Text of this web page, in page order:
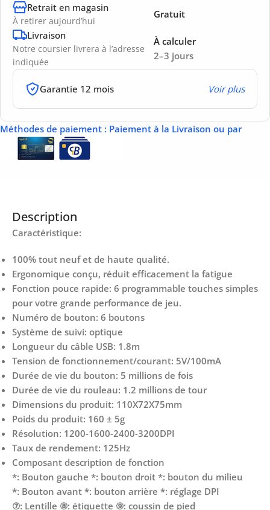
Retrait en magasin
À retirer aujourd’hui
Gratuit
Livraison
Notre coursier livrera à l’adresse
indiquée
2–3 jours
À calculer
Garantie 12 mois Voir plus
Méthodes de paiement : Paiement à la Livraison ou par
Description
Caractéristique:
100% tout neuf et de haute qualité.
Ergonomique conçu, réduit efficacement la fatigue
Fonction pouce rapide: 6 programmable touches simples
pour votre grande performance de jeu.
Numéro de bouton: 6 boutons
Système de suivi: optique
Longueur du câble USB: 1.8m
Tension de fonctionnement/courant: 5V/100mA
Durée de vie du bouton: 5 millions de fois
Durée de vie du rouleau: 1.2 millions de tour
Dimensions du produit: 110X72X75mm
Poids du produit: 160 ± 5g
Résolution: 1200-1600-2400-3200DPI
Taux de rendement: 125Hz
Composant description de fonction
*: Bouton gauche *: bouton droit *: bouton du milieu
*: Bouton avant *: bouton arrière *: réglage DPI
⑦: Lentille ⑧: étiquette ⑨: coussin de pied